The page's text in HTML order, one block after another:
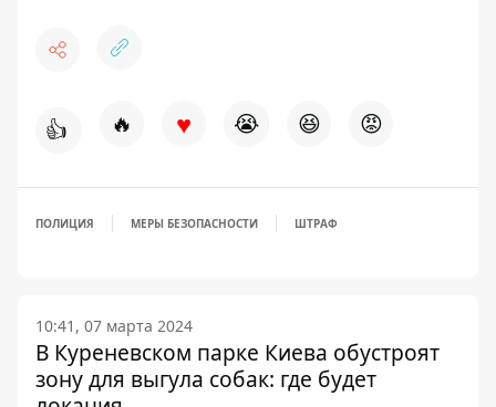
👍 🔥 ♥ 😭 😆 😡
ПОЛИЦИЯ МЕРЫ БЕЗОПАСНОСТИ ШТРАФ
10:41, 07 марта 2024
В Куреневском парке Киева обустроят
зону для выгула собак: где будет